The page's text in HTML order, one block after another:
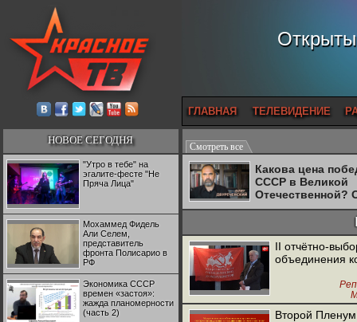
ГЛАВНАЯ ТЕЛЕВИДЕНИЕ
НОВОЕ СЕГОДНЯ
"Утро в тебе" на
эгалите-фесте "Не
Пряча Лица"
Мохаммед Фидель
Али Селем,
представитель
фронта Полисарио в
РФ
Экономика СССР
времен «застоя»:
жажда планомерности
(часть 2)
Смотреть все
Какова цена
СССР в Великой
Отечественной?
Двуреченский о
II отчётно-
объединения
Второй